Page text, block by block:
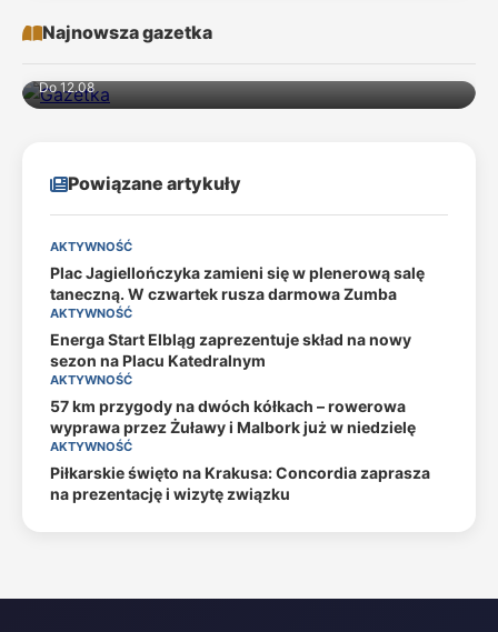
Najnowsza gazetka
Do 12.08
Powiązane artykuły
AKTYWNOŚĆ
Plac Jagiellończyka zamieni się w plenerową salę
taneczną. W czwartek rusza darmowa Zumba
AKTYWNOŚĆ
Energa Start Elbląg zaprezentuje skład na nowy
sezon na Placu Katedralnym
AKTYWNOŚĆ
57 km przygody na dwóch kółkach – rowerowa
wyprawa przez Żuławy i Malbork już w niedzielę
AKTYWNOŚĆ
Piłkarskie święto na Krakusa: Concordia zaprasza
na prezentację i wizytę związku